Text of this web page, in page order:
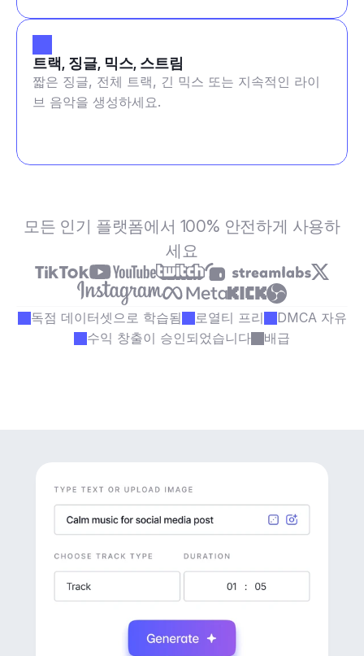
트랙, 징글, 믹스, 스트림
짧은 징글, 전체 트랙, 긴 믹스 또는 지속적인 라이
브 음악을 생성하세요.
모든 인기 플랫폼에서 100% 안전하게 사용하
세요
독점 데이터셋으로 학습됨 로열티 프리
DMCA 자유
수익 창출이 승인되었습니다
배급